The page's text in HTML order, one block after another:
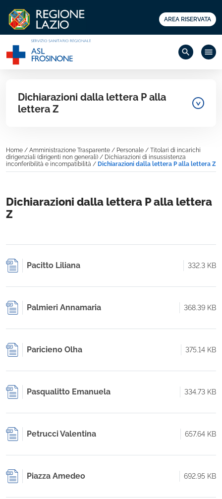
AREA RISERVATA
search menu
Dichiarazioni dalla lettera P alla
lettera Z
Home / Amministrazione Trasparente / Personale / Titolari di incarichi
dirigenziali (dirigenti non generali) / Dichiarazioni di insussistenza
inconferibilità e incompatibilità / Dichiarazioni dalla lettera P alla lettera Z
Dichiarazioni dalla lettera P alla lettera
Z
Pacitto Liliana 332.3 KB
Palmieri Annamaria 368.39 KB
Paricieno Olha 375.14 KB
Pasqualitto Emanuela 334.73 KB
Petrucci Valentina 657.64 KB
Piazza Amedeo 692.95 KB